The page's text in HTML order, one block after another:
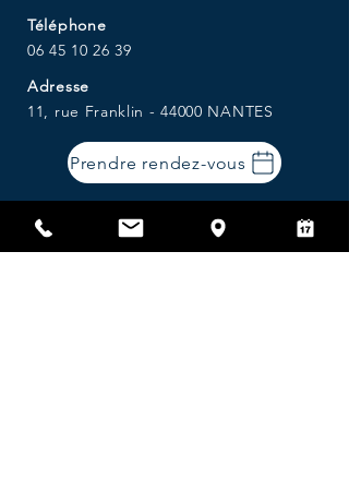
Téléphone
06 45 10 26 39
Adresse
11, rue Franklin - 44000 NANTES
Prendre rendez-vous
Parking : Graslin
Tramway : arrêt Commerce ou